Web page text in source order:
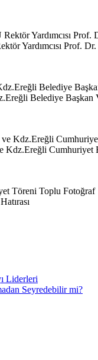
Yardımcısı Prof.
Belediye Başkan
Cumhuriyet
Liderleri
Seyredebilir mi?